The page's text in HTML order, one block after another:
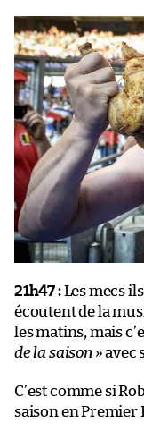
21h47 :Les mecs
écoutent de la
les matins, mais
de la saison» avec
C’est comme si
saison en Premier